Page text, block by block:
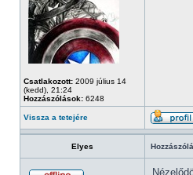
Csatlakozott: 2009 július 14
(kedd), 21:24
Hozzászólások: 6248
Vissza a tetejére
Elyes